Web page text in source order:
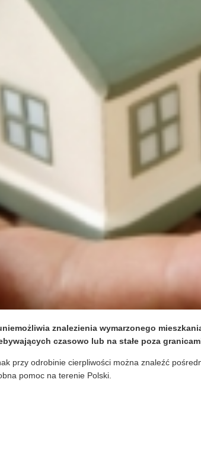
znalezienia wymarzonego
czasowo lub na stałe poza
przy odrobinie cierpliwości można znaleźć
pomoc na terenie Polski.